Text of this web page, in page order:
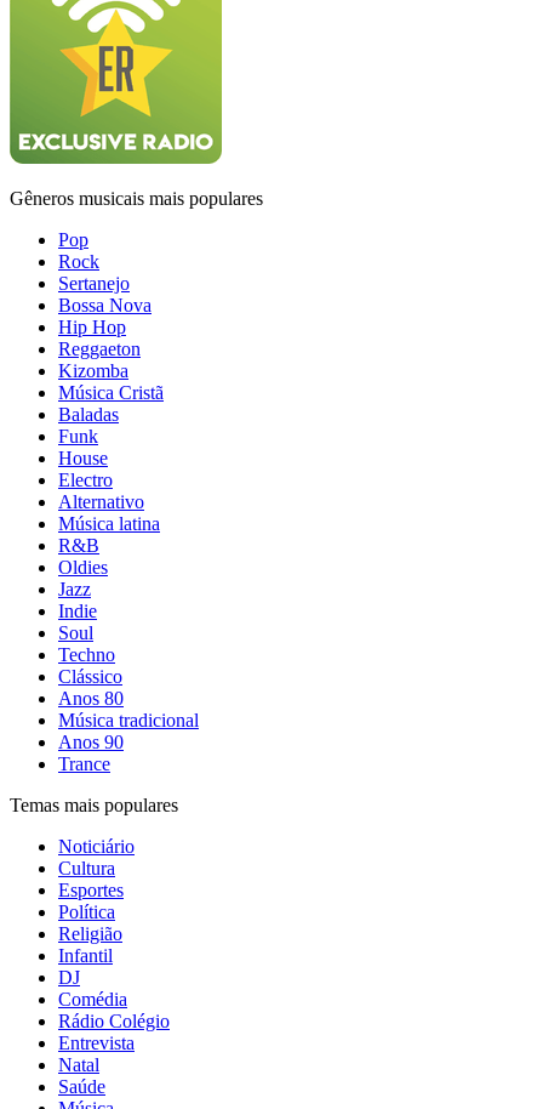
Gêneros musicais mais populares
Pop
Rock
Sertanejo
Bossa Nova
Hip Hop
Reggaeton
Kizomba
Música Cristã
Baladas
Funk
House
Electro
Alternativo
Música latina
R&B
Oldies
Jazz
Indie
Soul
Techno
Clássico
Anos 80
Música tradicional
Anos 90
Trance
Temas mais populares
Noticiário
Cultura
Esportes
Política
Religião
Infantil
DJ
Comédia
Rádio Colégio
Entrevista
Natal
Saúde